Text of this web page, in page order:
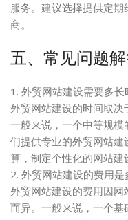
服务。建议选择提供定
商。
五、常见问题
1. 外贸网站建设需要多长
外贸网站建设的时间取决
一般来说，一个中等规
们提供专业的外贸网站
算，制定个性化的网站建
2. 外贸网站建设的费用是
外贸网站建设的费用因
而异。一般来说，一个